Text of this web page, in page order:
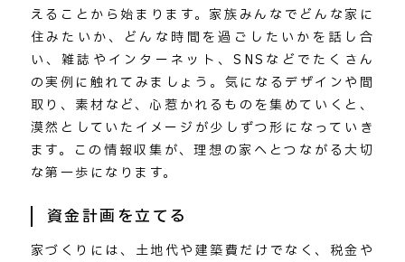
えることから始まります。家族みんなでどんな家に
住みたいか、どんな時間を過ごしたいかを話し合
い、雑誌やインターネット、SNSなどでたくさん
の実例に触れてみましょう。気になるデザインや間
取り、素材など、心惹かれるものを集めていくと、
漠然としていたイメージが少しずつ形になっていき
ます。この情報収集が、理想の家へとつながる大切
な第一歩になります。
資金計画を立てる
家づくりには、土地代や建築費だけでなく、税金や